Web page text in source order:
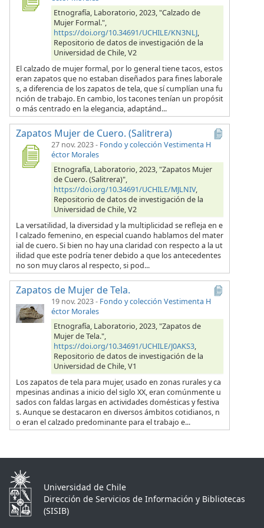
Etnografía, Laboratorio, 2023, "Calzado de
Mujer Formal.",
https://doi.org/10.34691/UCHILE/KN3NLJ,
Repositorio de datos de investigación de la
Universidad de Chile, V2
El calzado de mujer formal, por lo general tiene tacos, estos
eran zapatos que no estaban diseñados para fines laborale
s, a diferencia de los zapatos de tela, que sí cumplían una fu
nción de trabajo. En cambio, los tacones tenían un propósit
o más centrado en la elegancia, adaptánd...
Zapatos Mujer de Cuero. (Salitrera)
27 nov. 2023- Fondo y colección Vestimenta H
éctor Morales
Etnografía, Laboratorio, 2023, "Zapatos Mujer
de Cuero. (Salitrera)",
https://doi.org/10.34691/UCHILE/MJLNIV,
Repositorio de datos de investigación de la
Universidad de Chile, V2
La versatilidad, la diversidad y la multiplicidad se refleja en e
l calzado femenino, en especial cuando hablamos del mater
ial de cuero. Si bien no hay una claridad con respecto a la ut
ilidad que este podría tener debido a que los antecedentes
no son muy claros al respecto, si pod...
Zapatos de Mujer de Tela.
19 nov. 2023- Fondo y colección Vestimenta H
éctor Morales
Etnografía, Laboratorio, 2023, "Zapatos de
Mujer de Tela.",
https://doi.org/10.34691/UCHILE/J0AKS3,
Repositorio de datos de investigación de la
Universidad de Chile, V1
Los zapatos de tela para mujer, usado en zonas rurales y ca
mpesinas andinas a inicio del siglo XX, eran comúnmente u
sados con faldas largas en actividades domésticas y festiva
s. Aunque se destacaron en diversos ámbitos cotidianos, n
o eran el calzado predominante para el trabajo e...
Universidad de Chile
Dirección de Servicios de Información y Bibliotecas
(SISIB)